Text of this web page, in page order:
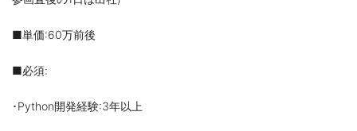
■単価:60万前後
■必須:
･Python開発経験:3年以上